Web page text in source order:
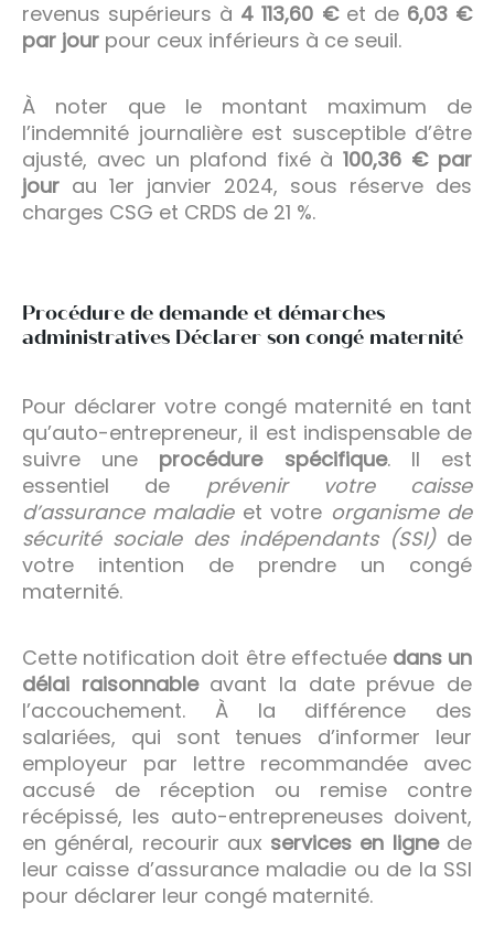
revenus supérieurs à 4 113,60 €et de 6,03 €
par jour pour ceux inférieurs à ce seuil.
À noter que le montant maximum de
l’indemnité journalière est susceptible d’être
ajusté, avec un plafond fixé à100,36 € par
jour au 1er janvier 2024, sous réserve des
charges CSG et CRDS de 21 %.
Procédure de demande et démarches
administratives Déclarer son congé maternité
Pour déclarer votre congé maternité en tant
qu’auto-entrepreneur, il est indispensable de
suivre une procédure spécifique. Il est
essentiel de prévenir votre caisse
d’assurance maladieet votre organisme de
sécurité sociale des indépendants (SSI)de
votre intention de prendre un congé
maternité.
Cette notification doit être effectuée dans un
délai raisonnableavant la date prévue de
l’accouchement. À la différence des
salariées, qui sont tenues d’informer leur
employeur par lettre recommandée avec
accusé de réception ou remise contre
récépissé, les auto-entrepreneuses doivent,
en général, recourir aux services en lignede
leur caisse d’assurance maladie ou de la SSI
pour déclarer leur congé maternité.